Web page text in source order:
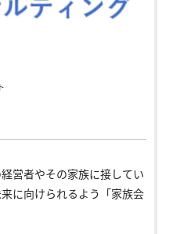
営者やその家族に接してい
に向けられるよう「家族会